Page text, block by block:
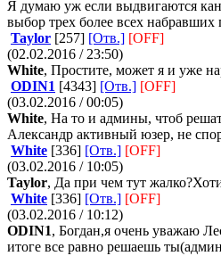
Я думаю уж если выдвигаются
выбор трех более всех набравших
Taylor [257] [Отв.] [OFF]
(02.02.2016 / 23:50)
White, Простите, может я и
ODIN1 [4343] [Отв.] [OFF]
(03.02.2016 / 00:05)
White, На то и админы, чтоб
Александр активный юзер, не
White [336] [Отв.] [OFF]
(03.02.2016 / 10:05)
Taylor, Да при чем тут
White [336] [Отв.] [OFF]
(03.02.2016 / 10:12)
ODIN1, Богдан,я очень уважаю
итоге все равно решаешь